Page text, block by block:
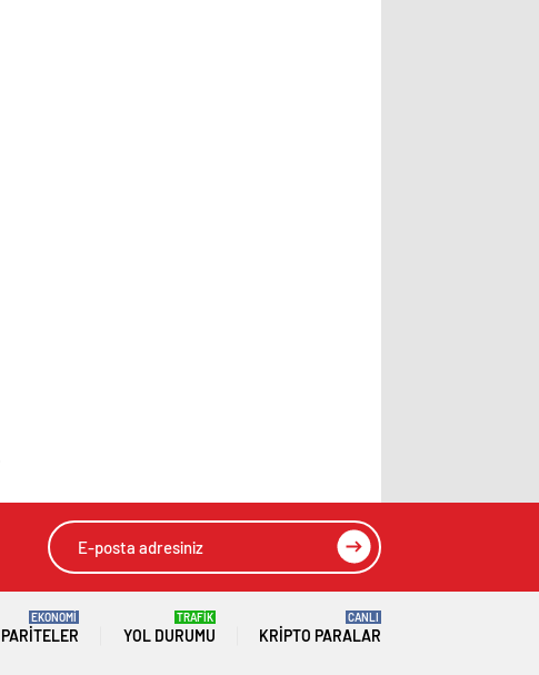
PARITELER
EKONOMİ
YOL DURUMU
TRAFİK
KRIPTO PARALAR
CANLI